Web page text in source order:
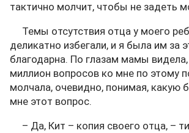
тактично молчит, чтобы не задеть
Темы отсутствия отца у моего
деликатно избегали, и я была им за
благодарна. По глазам мамы видела,
миллион вопросов ко мне по этому
молчала, очевидно, понимая, какую
мне этот вопрос.
– Да, Кит – копия своего отца, –